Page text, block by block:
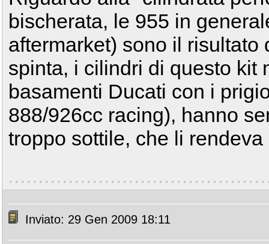
bischerata, le 955 in
aftermarket) sono il
spinta, i cilindri di questo kit
basamenti Ducati con i
888/926cc racing), hanno
troppo sottile, che li
Inviato: 29 Gen 2009 18:11